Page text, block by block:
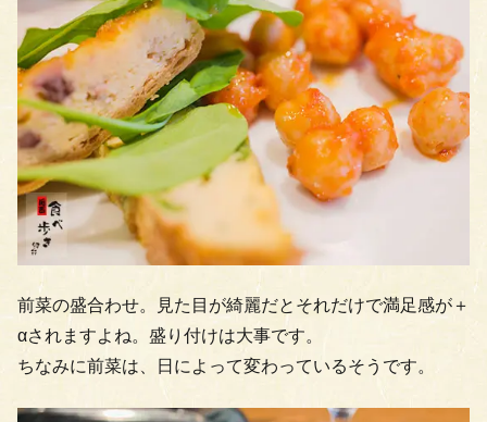
前菜の盛合わせ。見た目が綺麗だとそれだけで満足感が＋
αされますよね。盛り付けは大事です。
ちなみに前菜は、日によって変わっているそうです。